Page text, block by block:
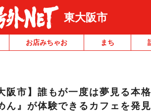
東大阪市
お店みちゃお まち
阪市】誰もが一度は夢見る本
ん』が体験できるカフェを発